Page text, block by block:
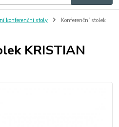
konferenční stoly
Konferenční stolek
KRISTIAN